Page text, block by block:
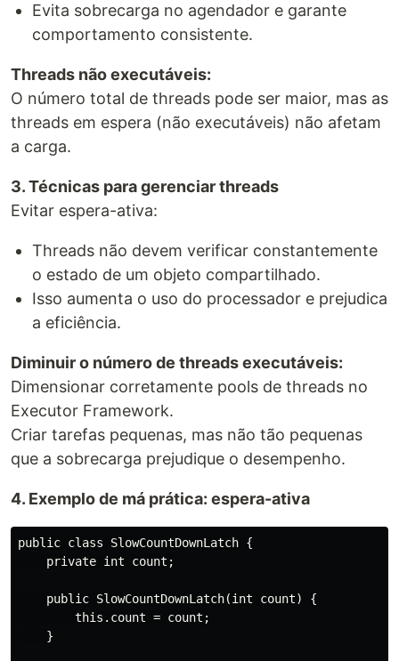
Evita sobrecarga no agendador e garante
comportamento consistente.
Threads não executáveis:
O número total de threads pode ser maior, mas as
threads em espera (não executáveis) não afetam
a carga.
3. Técnicas para gerenciar threads
Evitar espera-ativa:
Threads não devem verificar constantemente
o estado de um objeto compartilhado.
Isso aumenta o uso do processador e prejudica
a eficiência.
Diminuir o número de threads executáveis:
Dimensionar corretamente pools de threads no
Executor Framework.
Criar tarefas pequenas, mas não tão pequenas
que a sobrecarga prejudique o desempenho.
4. Exemplo de má prática: espera-ativa
public class SlowCountDownLatch {
    private int count;
    public SlowCountDownLatch(int count) {
        this.count = count;
    }